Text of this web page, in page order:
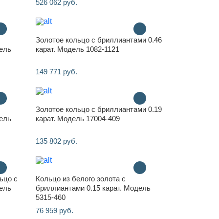
526 062 руб.
Золотое кольцо с бриллиантами 0.46
карат. Модель 1082-1121
149 771 руб.
Золотое кольцо с бриллиантами 0.19
карат. Модель 17004-409
135 802 руб.
с
Кольцо из белого золота с
бриллиантами 0.15 карат. Модель
5315-460
76 959 руб.